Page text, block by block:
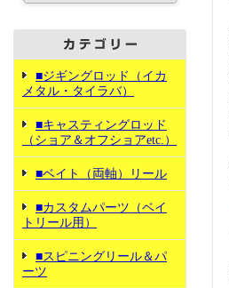
■ジギングロッド（イカ
メタル・タイラバ）
■キャスティングロッド
（ショア＆オフショアetc.）
■ベイト（両軸）リール
■カスタムパーツ（ベイ
トリール用）
■スピニングリール＆パ
ーツ